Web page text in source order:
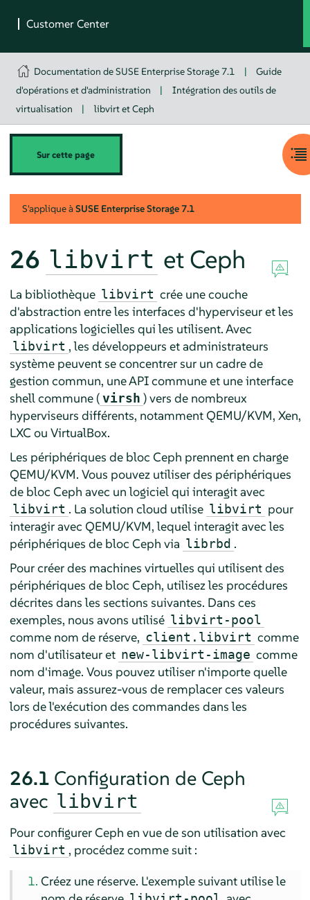
Documentation de SUSE Enterprise Storage 7.1 |
Guide
d'opérations et d'administration
|
Intégration des outils de
virtualisation
| libvirt et Ceph
Sur cette page
S'applique àSUSE Enterprise Storage7.1
26 libvirt et Ceph
La bibliothèque libvirt crée une couche
d'abstraction entre les interfaces d'hyperviseur et les
applications logicielles qui les utilisent. Avec
libvirt , les développeurs et administrateurs
système peuvent se concentrer sur un cadre de
gestion commun, une API commune et une interface
shell commune ( virsh ) vers de nombreux
hyperviseurs différents, notamment QEMU/KVM, Xen,
LXC ou VirtualBox.
Les périphériques de bloc Ceph prennent en charge
QEMU/KVM. Vous pouvez utiliser des périphériques
de bloc Ceph avec un logiciel qui interagit avec
libvirt . La solution cloud utilise libvirt pour
interagir avec QEMU/KVM, lequel interagit avec les
périphériques de bloc Ceph via librbd .
Pour créer des machines virtuelles qui utilisent des
périphériques de bloc Ceph, utilisez les procédures
décrites dans les sections suivantes. Dans ces
exemples, nous avons utilisé libvirt-pool
comme nom de réserve, client.libvirt comme
nom d'utilisateur et new-libvirt-image comme
nom d'image. Vous pouvez utiliser n'importe quelle
valeur, mais assurez-vous de remplacer ces valeurs
lors de l'exécution des commandes dans les
procédures suivantes.
26.1 Configuration de Ceph
avec libvirt
Pour configurer Ceph en vue de son utilisation avec
libvirt , procédez comme suit :
Créez une réserve. L'exemple suivant utilise le